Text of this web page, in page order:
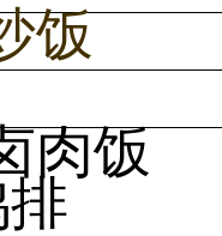
饭
肉饭